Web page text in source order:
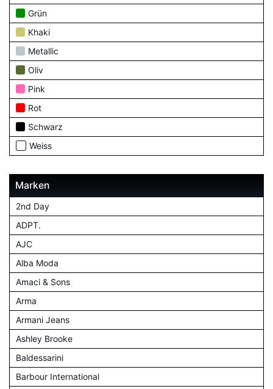
Grün
Khaki
Metallic
Oliv
Pink
Rot
Schwarz
Weiss
Marken
2nd Day
ADPT.
AJC
Alba Moda
Amaci & Sons
Arma
Armani Jeans
Ashley Brooke
Baldessarini
Barbour International